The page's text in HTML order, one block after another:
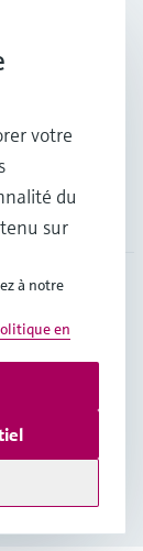
votre
du
sur
à notre
en